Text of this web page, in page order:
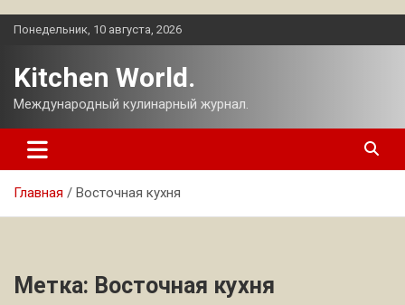
Перейти
Понедельник, 10 августа, 2026
Kitchen World.
Международный кулинарный журнал.
Главная Восточная кухня
Метка: Восточная кухня